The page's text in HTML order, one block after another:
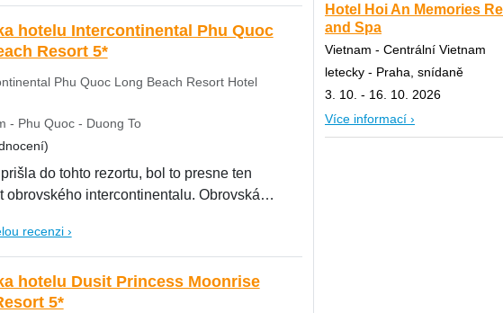
hotelu Intercontinental Phu Quoc
Resort 5*
Phu Quoc Long Beach Resort Hotel
- Phu Quoc - Duong To
do tohto rezortu, bol to presne ten
obrovského intercontinentalu. Obrovská
recenzi ›
hotelu Dusit Princess Moonrise
5*
Hotel Hoi An Memories
and Spa
Vietnam - Centrální Vietnam
letecky - Praha, snídaně
3. 10. - 16. 10. 2026
Více informací ›